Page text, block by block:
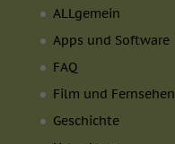
ALLgemein
Apps und Software
FAQ
Film und Fernsehen
Geschichte